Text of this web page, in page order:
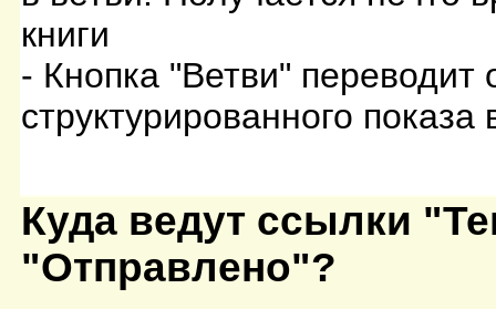
книги
- Кнопка "Ветви"
структурированного показа
Куда ведут ссылки
"Отправлено"?